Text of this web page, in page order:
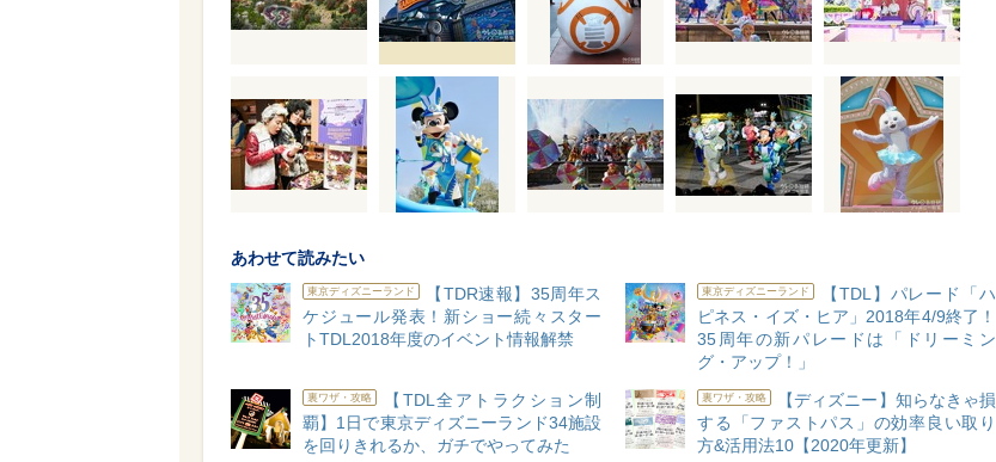
あわせて読みたい
東京ディズニーランド
【TDR速報】35周年ス
ケジュール発表！新ショー続々スター
トTDL2018年度のイベント情報解禁
東京ディズニーランド
【TDL】パレード「ハ
ピネス・イズ・ヒア」2018年4/9終了！
35周年の新パレードは「ドリーミン
グ・アップ！」
裏ワザ・攻略
【TDL全アトラクション制
覇】1日で東京ディズニーランド34施設
を回りきれるか、ガチでやってみた
裏ワザ・攻略
【ディズニー】知らなきゃ損
する「ファストパス」の効率良い取り
方&活用法10【2020年更新】